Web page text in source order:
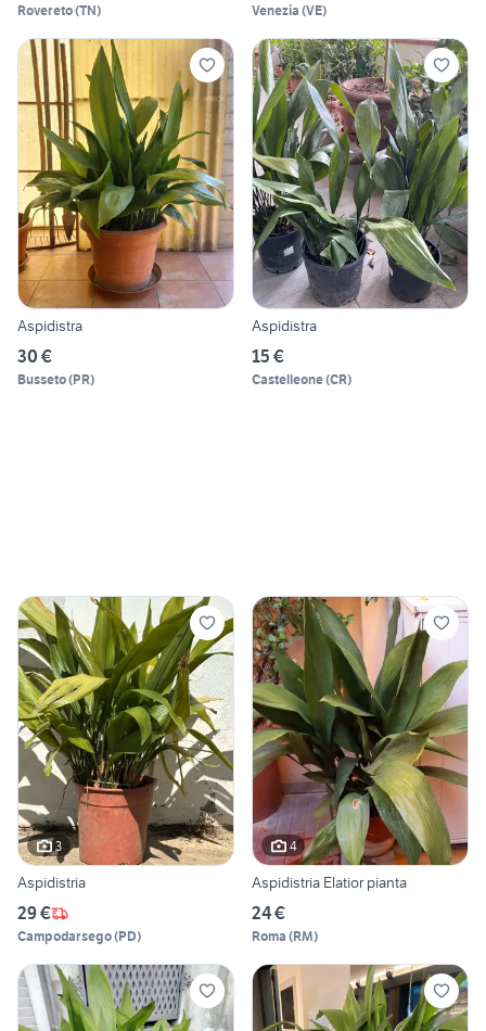
Rovereto(TN) Venezia (VE)
Aspidistra
30 €
Busseto(PR)
Aspidistra
15 €
Castelleone(CR)
3
Aspidistria
29 €
Campodarsego(PD)
4
Aspidistria Elatior pianta
24 €
Roma (RM)